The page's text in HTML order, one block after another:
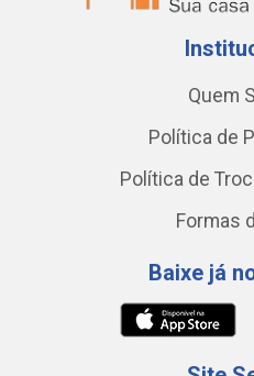
Quem
Política de
Política de
Formas
Baixe já